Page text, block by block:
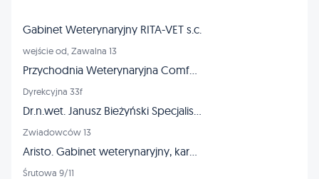
Gabinet Weterynaryjny RITA-VET s.c.
wejście od, Zawalna 13
Przychodnia Weterynaryjna ComfortVET
Dyrekcyjna 33f
Dr.n.wet. Janusz Bieżyński Specjalista chirurg - złamania dysplazja
Zwiadowców 13
Aristo. Gabinet weterynaryjny, karmy dla zwierząt, strzyżenie
Śrutowa 9/11